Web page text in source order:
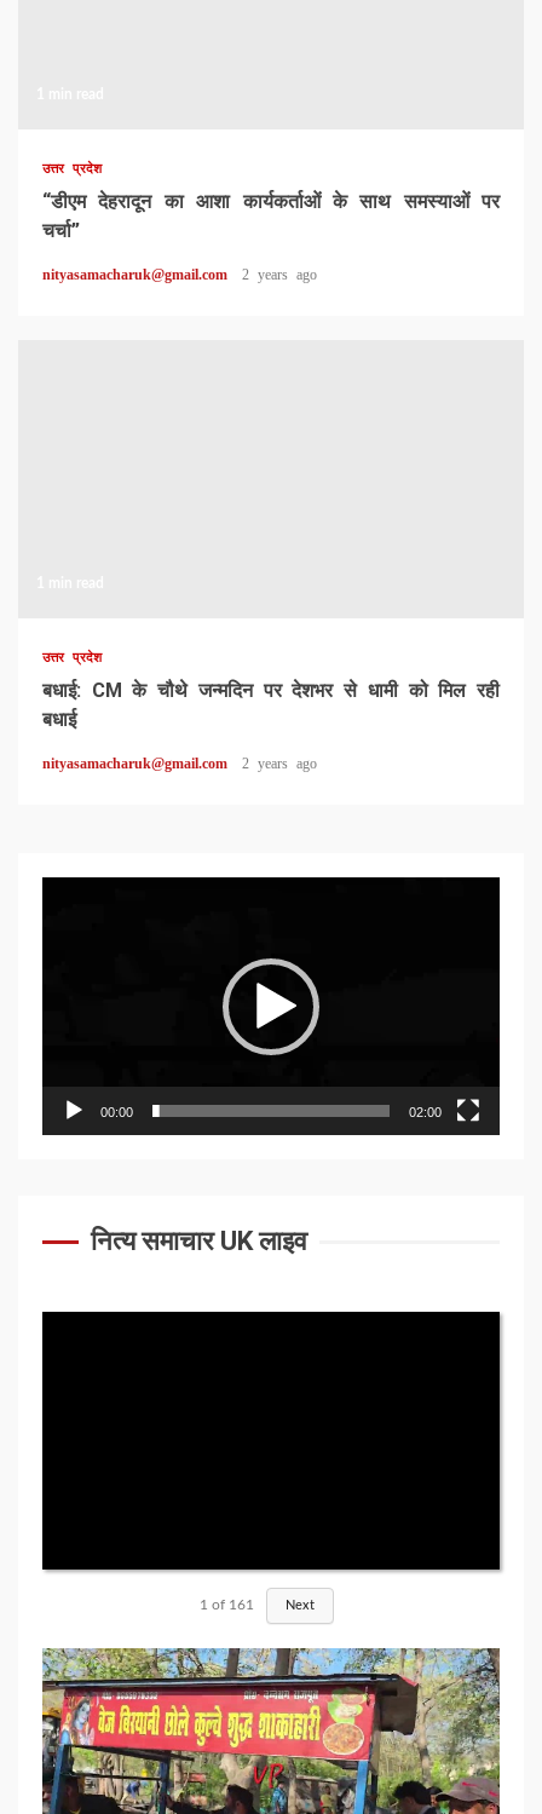
उत्तर प्रदेश
“डीएम देहरादून का आशा कार्यकर्ताओं के साथ समस्याओं पर
चर्चा”
nityasamacharuk@gmail.com 2 years ago
उत्तर प्रदेश
बधाई: CM के चौथे जन्मदिन पर देशभर से धामी को मिल रही
बधाई
nityasamacharuk@gmail.com 2 years ago
00:00 02:00
नित्य समाचार UK लाइव
1 of 161 Next